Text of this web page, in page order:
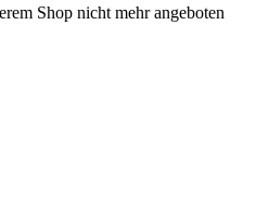
Shop nicht mehr angeboten